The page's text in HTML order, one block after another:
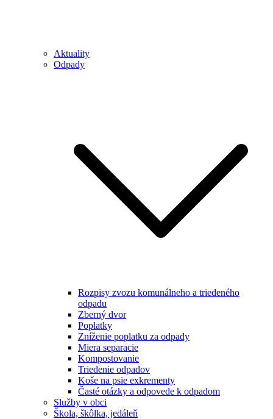
Aktuality
Odpady
Rozpisy zvozu komunálneho a triedeného
odpadu
Zberný dvor
Poplatky
Zníženie poplatku za odpady
Miera separacie
Kompostovanie
Triedenie odpadov
Koše na psie exkrementy
Časté otázky a odpovede k odpadom
Služby v obci
Škola, škôlka, jedáleň